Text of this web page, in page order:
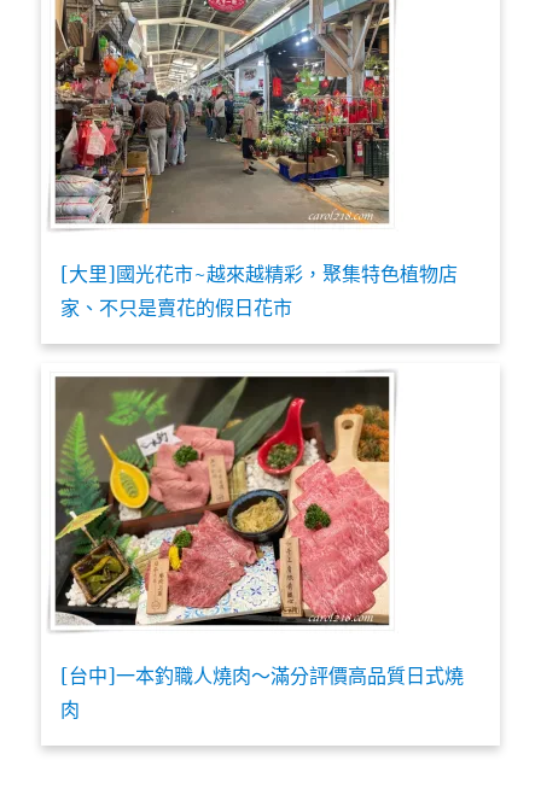
[大里]國光花市~越來越精彩，聚集特色植物店
家、不只是賣花的假日花市
[台中]一本釣職人燒肉～滿分評價高品質日式燒
肉